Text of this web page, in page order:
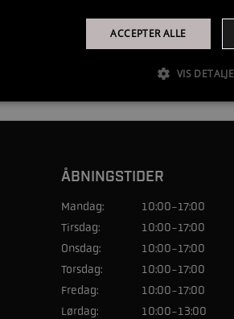
ÅBNINGSTIDER
Mandag:
10:00-17:00
Tirsdag:
10:00-17:00
Onsdag:
10:00-17:00
Torsdag:
10:00-17:00
Fredag:
10:00-17:00
Lørdag:
10:00-13:00
ACCEPTER ALLE
VIS